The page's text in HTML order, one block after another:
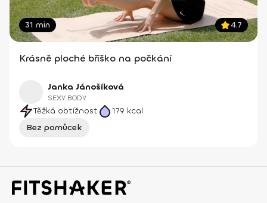
31 min 4.7
Krásně ploché bříško na počkání
Janka Jánošíková
SEXY BODY
Těžká obtížnost 179 kcal
Bez pomůcek